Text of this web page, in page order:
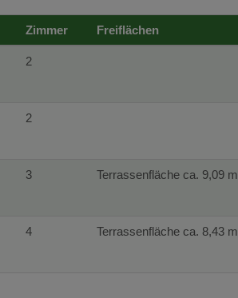
Zimmer Freiflächen
2
2
3 Terrassenfläche ca. 9,09 m
4 Terrassenfläche ca. 8,43 m